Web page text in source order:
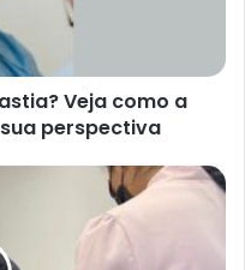
Veja como a
perspectiva